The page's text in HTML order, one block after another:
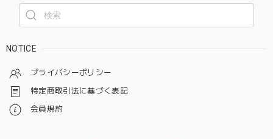
NOTICE
プライバシーポリシー
特定商取引法に基づく表記
会員規約